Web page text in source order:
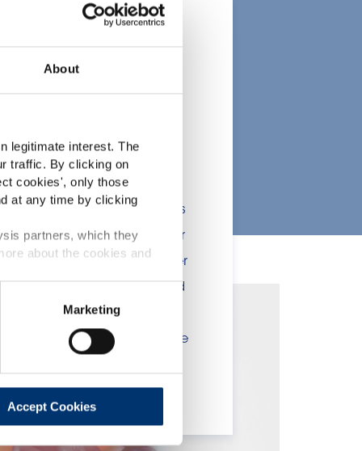
About
legitimate interest. The
traffic. By clicking on
cookies', only those
at any time by clicking
partners, which they
about the cookies and
Marketing
Accept Cookies
in the the health,
The information is
statements, claims or
CE n. 1924/2006 or other
evaluated by the Food
are not intended to
of a final product with the